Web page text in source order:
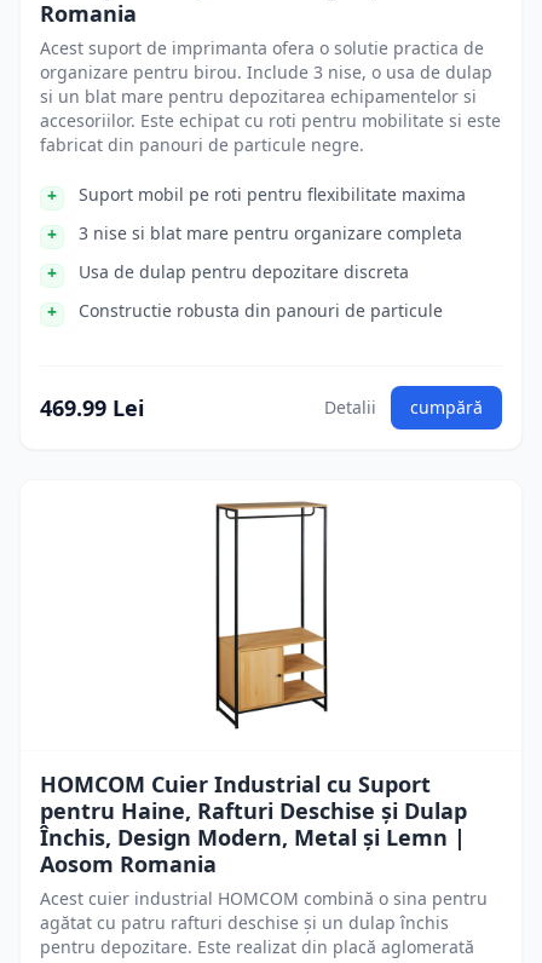
Romania
Acest suport de imprimanta ofera o solutie practica de
organizare pentru birou. Include 3 nise, o usa de dulap
si un blat mare pentru depozitarea echipamentelor si
accesoriilor. Este echipat cu roti pentru mobilitate si este
fabricat din panouri de particule negre.
Suport mobil pe roti pentru flexibilitate maxima
3 nise si blat mare pentru organizare completa
Usa de dulap pentru depozitare discreta
Constructie robusta din panouri de particule
469.99 Lei Detalii cumpără
HOMCOM Cuier Industrial cu Suport
pentru Haine, Rafturi Deschise și Dulap
Închis, Design Modern, Metal și Lemn |
Aosom Romania
Acest cuier industrial HOMCOM combină o sina pentru
agătat cu patru rafturi deschise și un dulap închis
pentru depozitare. Este realizat din placă aglomerată